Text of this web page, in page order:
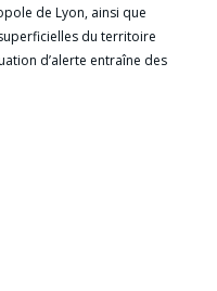
de Lyon, ainsi que
du territoire
d’alerte entraîne des